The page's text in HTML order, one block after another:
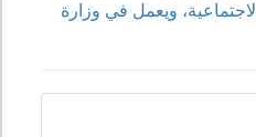
ويعمل في وزارة